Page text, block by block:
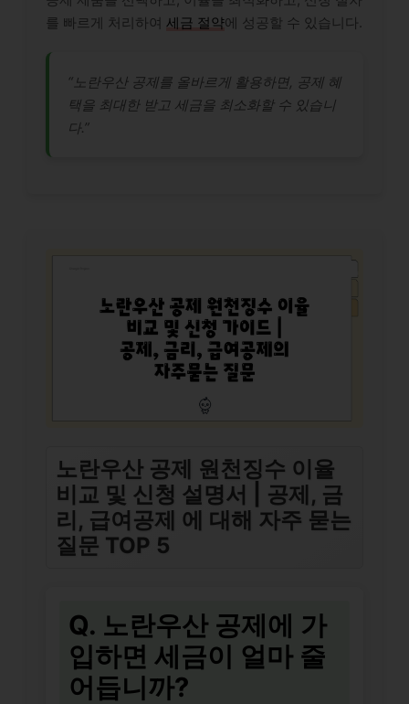
를 빠르게 처리하여 세금 절약에 성공할 수 있습니다.
“노란우산 공제를 올바르게 활용하면, 공제 혜
택을 최대한 받고 세금을 최소화할 수 있습니
다.”
노란우산 공제 원천징수 이율
비교 및 신청 설명서 | 공제, 금
리, 급여공제 에 대해 자주 묻는
질문 TOP 5
Q. 노란우산 공제에 가
입하면 세금이 얼마 줄
어듭니까?